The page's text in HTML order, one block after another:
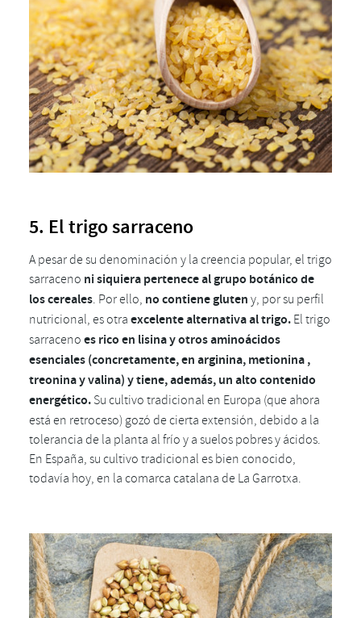
5. El trigo sarraceno
A pesar de su denominación y la creencia popular, el trigo
sarraceno ni siquiera pertenece al grupo botánico de
los cereales. Por ello, no contiene gluten y, por su perfil
nutricional, es otra excelente alternativa al trigo. El trigo
sarraceno es rico en lisina y otros aminoácidos
esenciales (concretamente, en arginina, metionina ,
treonina y valina) y tiene, además, un alto contenido
energético. Su cultivo tradicional en Europa (que ahora
está en retroceso) gozó de cierta extensión, debido a la
tolerancia de la planta al frío y a suelos pobres y ácidos.
En España, su cultivo tradicional es bien conocido,
todavía hoy, en la comarca catalana de La Garrotxa.